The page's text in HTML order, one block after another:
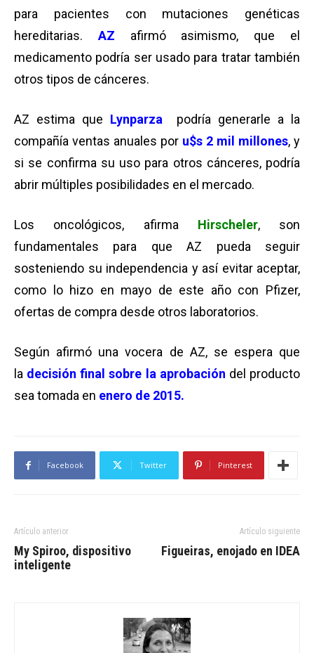
para pacientes con mutaciones genéticas
hereditarias. AZ afirmó asimismo, que el
medicamento podría ser usado para tratar también
otros tipos de cánceres.
AZ estima que Lynparza
podría generarle a la
compañía ventas anuales por u$s 2 mil millones, y
si se confirma su uso para otros cánceres, podría
abrir múltiples posibilidades en el mercado.
Los oncológicos, afirma Hirscheler, son
fundamentales para que AZ pueda seguir
sosteniendo su independencia y así evitar aceptar,
como lo hizo en mayo de este año con Pfizer,
ofertas de compra desde otros laboratorios.
Según afirmó una vocera de AZ, se espera que
la decisión final sobre la aprobación del producto
sea tomada en enero de 2015.
Facebook Twitter Pinterest
Artículo anterior
My Spiroo, dispositivo
inteligente
Artículo siguiente
Figueiras, enojado en IDEA